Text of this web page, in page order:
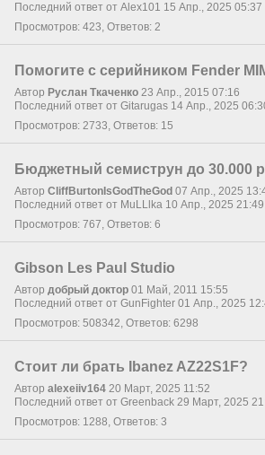
Последний ответ от Alex101 15 Апр., 2025 05:37
Просмотров: 423, Ответов: 2
Помогите с серийником Fender
Автор Руслан Ткаченко 23 Апр., 2015 07:16
Последний ответ от Gitarugas 14 Апр., 2025
Просмотров: 2733, Ответов: 15
Бюджетный семиструн до 30.000
Автор CliffBurtonIsGodTheGod 07 Апр., 2025
Последний ответ от MuLLlka 10 Апр., 2025 21:49
Просмотров: 767, Ответов: 6
Gibson Les Paul Studio
Автор добрый доктор 01 Май, 2011 15:55
Последний ответ от GunFighter 01 Апр., 2025
Просмотров: 508342, Ответов: 6298
Стоит ли брать Ibanez AZ22S1F?
Автор alexeiiv164 20 Март, 2025 11:52
Последний ответ от Greenback 29 Март, 2025
Просмотров: 1288, Ответов: 3